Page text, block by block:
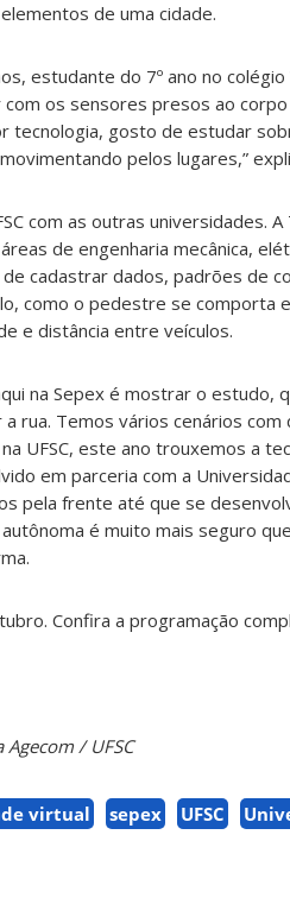
de uma cidade.
estudante do 7º ano no
os sensores presos ao
tecnologia, gosto de estudar
pelos lugares,”
com as outras universidades.
de engenharia mecânica,
cadastrar dados, padrões de
como o pedestre se comporta
e distância entre veículos.
na Sepex é mostrar o estudo,
rua. Temos vários cenários
UFSC, este ano trouxemos a
em parceria com a
pela frente até que se
é muito mais seguro
Confira a programação
/ UFSC
virtual sepex UFSC